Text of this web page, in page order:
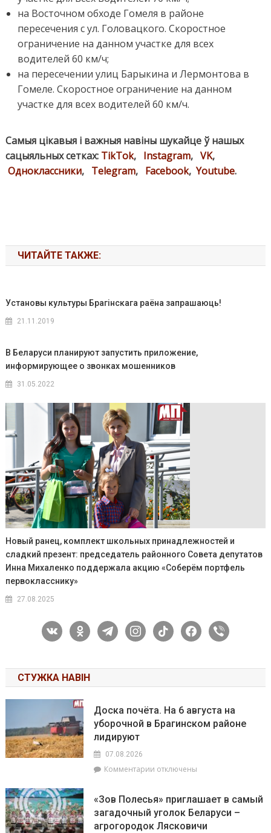
на Восточном обходе Гомеля в районе
пересечения с ул. Головацкого. Скоростное
ограничение на данном участке для всех
водителей 60 км/ч;
на пересечении улиц Барыкина и Лермонтова в
Гомеле. Скоростное ограничение на данном
участке для всех водителей 60 км/ч.
Самыя цікавыя і важныя навіны шукайце ў нашых
сацыяльных сетках: TikTok, Instagram, VK,
Одноклассники, Telegram, Facebook, Youtube.
ЧИТАЙТЕ ТАКЖЕ:
Установы культуры Брагінскага раёна запрашаюць!
21.11.2019
В Беларуси планируют запустить приложение,
информирующее о звонках мошенников
31.05.2022
Новый ранец, комплект школьных принадлежностей и
сладкий презент: председатель районного Совета депутатов
Инна Михаленко поддержала акцию «Соберём портфель
первокласснику»
27.08.2025
vkontakteodnoklassniki
telegraminstagram
tiktok facebook
viber
СТУЖКА НАВІН
Доска почёта. На 6 августа на
уборочной в Брагинском районе
лидируют
07.08.2026
Комментарии к
почёта.
На
6
отключены
«Зов Полесья» приглашает в самый
загадочный уголок Беларуси –
агрогородок Лясковичи